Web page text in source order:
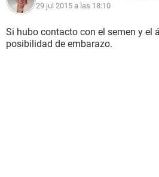
29 jul 2015 a las 18:10
Si hubo contacto con el semen y el
posibilidad de embarazo.